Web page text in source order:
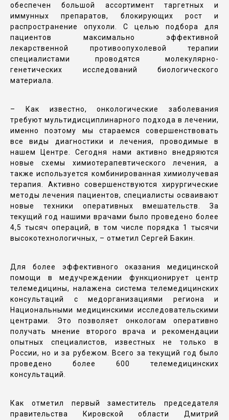
обеспечен большой ассортимент таргетных и
иммунных препаратов, блокирующих рост и
распространение опухоли. С целью подбора для
пациентов максимально эффективной
лекарственной противоопухолевой терапии
специалистами проводятся молекулярно-
генетических исследований биологического
материала.
– Как известно, онкологические заболевания
требуют мультидисциплинарного подхода в лечении,
именно поэтому мы стараемся совершенствовать
все виды диагностики и лечения, проводимые в
нашем Центре. Сегодня нами активно внедряются
новые схемы химиотерапевтического лечения, а
также используется комбинированная химиолучевая
терапия. Активно совершенствуются хирургические
методы лечения пациентов, специалисты осваивают
новые техники оперативных вмешательств. За
текущий год нашими врачами было проведено более
4,5 тысяч операций, в том числе порядка 1 тысячи
высокотехнологичных, – отметил Сергей Бакин.
Для более эффективного оказания медицинской
помощи в медучреждении функционирует центр
телемедицины, налажена система телемедицинских
консультаций с медорганизациями региона и
Национальными медицинскими исследовательскими
центрами. Это позволяет онкологам оперативно
получать мнение второго врача и рекомендации
опытных специалистов, известных не только в
России, но и за рубежом. Всего за текущий год было
проведено более 600 телемедицинских
консультаций.
Как отметил первый заместитель председателя
правительства Кировской области Дмитрий